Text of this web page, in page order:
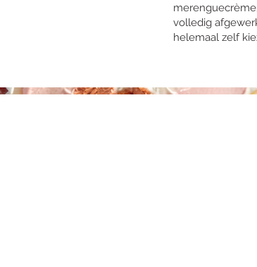
volledig
helemaal zelf